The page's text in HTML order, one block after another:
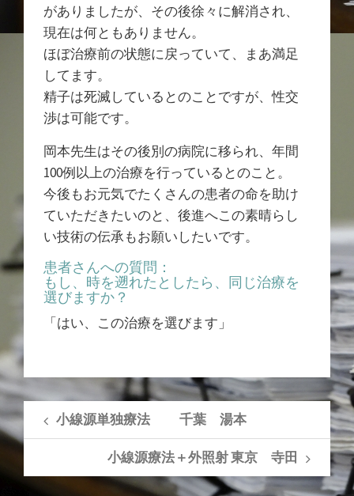
がありましたが、その後徐々に解消され、
現在は何ともありません。
ほぼ治療前の状態に戻っていて、まあ満足
してます。
精子は死滅しているとのことですが、性交
渉は可能です。
岡本先生はその後別の病院に移られ、年間
100例以上の治療を行っているとのこと。
今後もお元気でたくさんの患者の命を助け
ていただきたいのと、後進へこの素晴らし
い技術の伝承もお願いしたいです。
患者さんへの質問：
もし、時を遡れたとしたら、同じ治療を
選びますか？
「はい、この治療を選びます」
小線源単独療法 千葉 湯本
小線源療法＋外照射 東京 寺田